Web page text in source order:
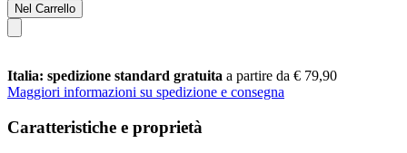
Nel Carrello
Italia: spedizione standard gratuita a partire da € 79,90
Maggiori informazioni su spedizione e consegna
Caratteristiche e proprietà